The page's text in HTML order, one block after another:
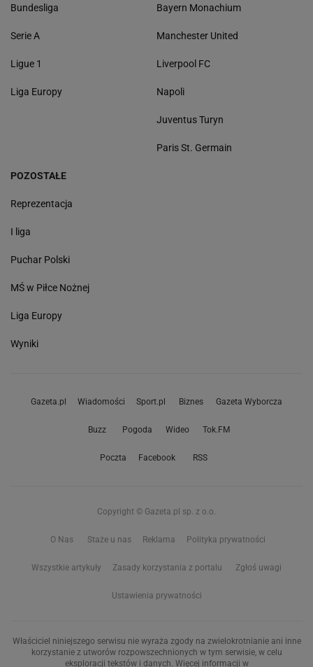
Bundesliga
Serie A
Ligue 1
Liga Europy
Bayern Monachium
Manchester United
Liverpool FC
Napoli
Juventus Turyn
Paris St. Germain
POZOSTAŁE
Reprezentacja
I liga
Puchar Polski
MŚ w Piłce Nożnej
Liga Europy
Wyniki
Gazeta.pl Wiadomości Sport.pl Biznes Gazeta Wyborcza
Buzz Pogoda Wideo Tok.FM
Poczta Facebook RSS
Copyright © Gazeta.pl sp. z o.o.
O Nas Staże u nas Reklama Polityka prywatności
Wszystkie artykuły Zasady korzystania z portalu Zgłoś uwagi
Ustawienia prywatności
Właściciel niniejszego serwisu nie wyraża zgody na zwielokrotnianie ani inne
korzystanie z utworów rozpowszechnionych w tym serwisie, w celu
eksploracji tekstów i danych. Więcej informacji w